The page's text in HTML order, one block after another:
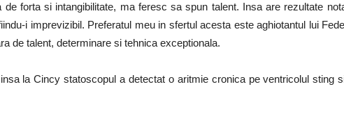
forta si intangibilitate, ma feresc sa spun talent. Insa are rezultate
i imprevizibil. Preferatul meu in sfertul acesta este aghiotantul lui
de talent, determinare si tehnica exceptionala.
la Cincy statoscopul a detectat o aritmie cronica pe ventricolul sting